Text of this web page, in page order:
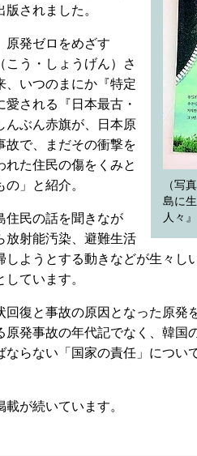
（写
島に
人々』
されました。
発ゼロをめざす
こう・しょうげん）さ
、いつのまにか『特定
される『日本最古・
んぶん赤旗が、日本原
故で、まだその衝撃を
た住民の傷をくみと
」と紹介。
民の話を聞きなが
放射能汚染、避難生活
ようとする動きなどが生々し
ています。
復と事故の原因となった原発
発事故の年代記でなく、韓国
らない「国家の責任」につい
が続いています。